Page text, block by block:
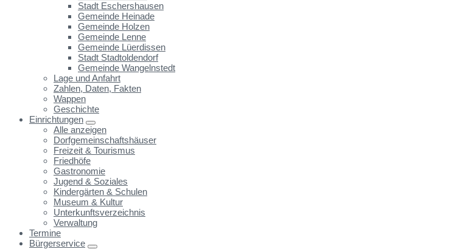
Stadt Eschershausen
Gemeinde Heinade
Gemeinde Holzen
Gemeinde Lenne
Gemeinde Lüerdissen
Stadt Stadtoldendorf
Gemeinde Wangelnstedt
Lage und Anfahrt
Zahlen, Daten, Fakten
Wappen
Geschichte
Einrichtungen
Alle anzeigen
Dorfgemeinschaftshäuser
Freizeit & Tourismus
Friedhöfe
Gastronomie
Jugend & Soziales
Kindergärten & Schulen
Museum & Kultur
Unterkunftsverzeichnis
Verwaltung
Termine
Bürgerservice